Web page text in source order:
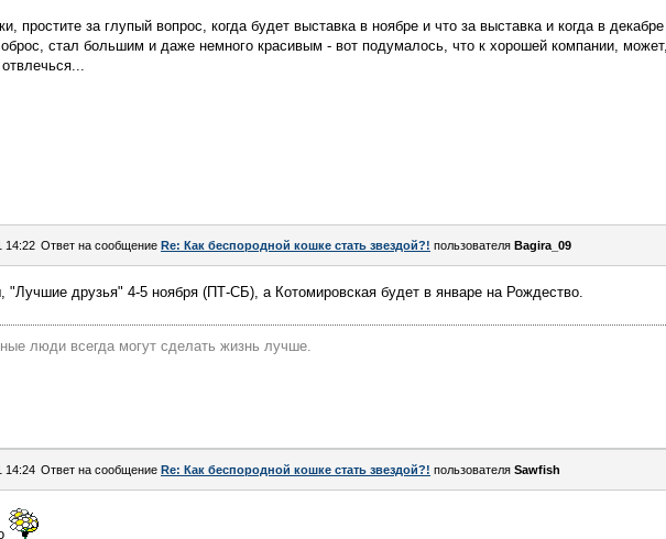
простите за глупый вопрос, когда будет выставка в ноябре и что за выставка и когда в
стал большим и даже немного красивым - вот подумалось, что к хорошей компании,
14:22 Ответ на сообщение Re: Как беспородной кошке стать звездой?! пользователя Bagira_09
"Лучшие друзья" 4-5 ноября (ПТ-СБ), а Котомировская будет в январе на Рождество.
люди всегда могут сделать жизнь лучше.
14:24 Ответ на сообщение Re: Как беспородной кошке стать звездой?! пользователя Sawfish